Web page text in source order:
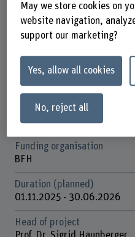
Schools involved
School of Agricultural,
Institute(s)
Institute on Ageing
Strategic thematic field
Thematic field "Caring
Funding organisation
BFH
Duration (planned)
01.11.2025 - 30.06.2026
Head of project
May we store cookies on
website navigation,
support our marketing?
Yes, allow all cookies
No, reject all